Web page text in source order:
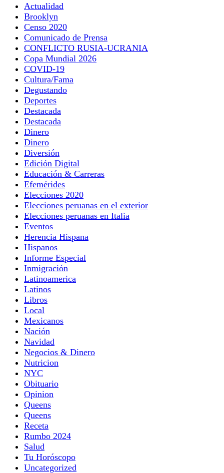
Actualidad
Brooklyn
Censo 2020
Comunicado de Prensa
CONFLICTO RUSIA-UCRANIA
Copa Mundial 2026
COVID-19
Cultura/Fama
Degustando
Deportes
Destacada
Destacada
Dinero
Dinero
Diversión
Edición Digital
Educación & Carreras
Efemérides
Elecciones 2020
Elecciones peruanas en el exterior
Elecciones peruanas en Italia
Eventos
Herencia Hispana
Hispanos
Informe Especial
Inmigración
Latinoamerica
Latinos
Libros
Local
Mexicanos
Nación
Navidad
Negocios & Dinero
Nutricion
NYC
Obituario
Opinion
Queens
Queens
Receta
Rumbo 2024
Salud
Tu Horóscopo
Uncategorized